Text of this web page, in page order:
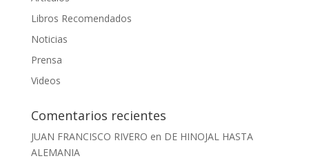
Libros Recomendados
Noticias
Prensa
Videos
Comentarios recientes
JUAN FRANCISCO RIVERO en DE HINOJAL HASTA
ALEMANIA